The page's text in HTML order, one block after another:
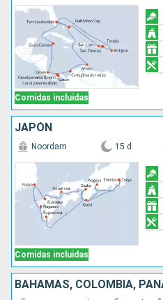
Comidas incluidas
JAPÓN
Comidas incluidas
Noordam 15 d